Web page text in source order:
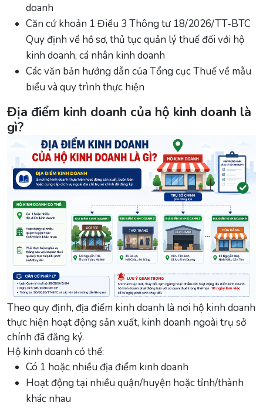
doanh
Căn cứ khoản 1 Điều 3 Thông tư 18/2026/TT-BTC
Quy định về hồ sơ, thủ tục quản lý thuế đối với hộ
kinh doanh, cá nhân kinh doanh
Các văn bản hướng dẫn của Tổng cục Thuế về mẫu
biểu và quy trình thực hiện
Địa điểm kinh doanh của hộ kinh doanh là
gì?
Theo quy định, địa điểm kinh doanh là nơi hộ kinh doanh
thực hiện hoạt động sản xuất, kinh doanh ngoài trụ sở
chính đã đăng ký.
Hộ kinh doanh có thể:
Có 1 hoặc nhiều địa điểm kinh doanh
Hoạt động tại nhiều quận/huyện hoặc tỉnh/thành
khác nhau